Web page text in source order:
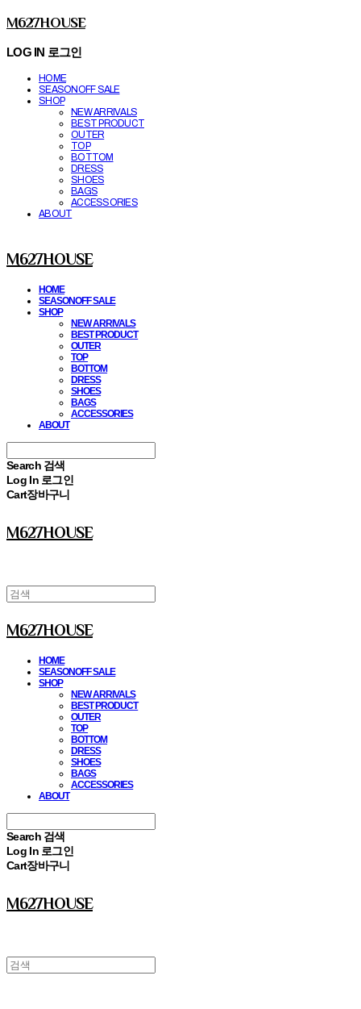
M627HOUSE
LOG IN 로그인
HOME
SEASONOFF SALE
SHOP
NEW ARRIVALS
BEST PRODUCT
OUTER
TOP
BOTTOM
DRESS
SHOES
BAGS
ACCESSORIES
ABOUT
M627HOUSE
HOME
SEASONOFF SALE
SHOP
NEW ARRIVALS
BEST PRODUCT
OUTER
TOP
BOTTOM
DRESS
SHOES
BAGS
ACCESSORIES
ABOUT
Search 검색
Log In 로그인
Cart장바구니
M627HOUSE
M627HOUSE
HOME
SEASONOFF SALE
SHOP
NEW ARRIVALS
BEST PRODUCT
OUTER
TOP
BOTTOM
DRESS
SHOES
BAGS
ACCESSORIES
ABOUT
Search 검색
Log In 로그인
Cart장바구니
M627HOUSE